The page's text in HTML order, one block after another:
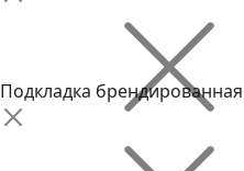
Подкладка брендированная